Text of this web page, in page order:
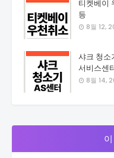
티켓베이
등
8월 12,
샤크 청소
서비스센
8월 14,